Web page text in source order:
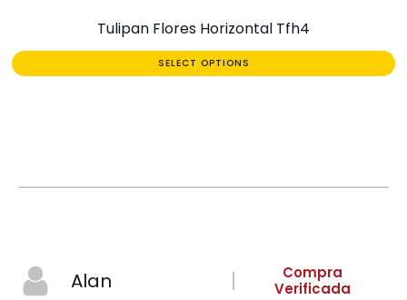
Tulipan Flores Horizontal Tfh4
SELECT OPTIONS
Alan
Compra
Verificada